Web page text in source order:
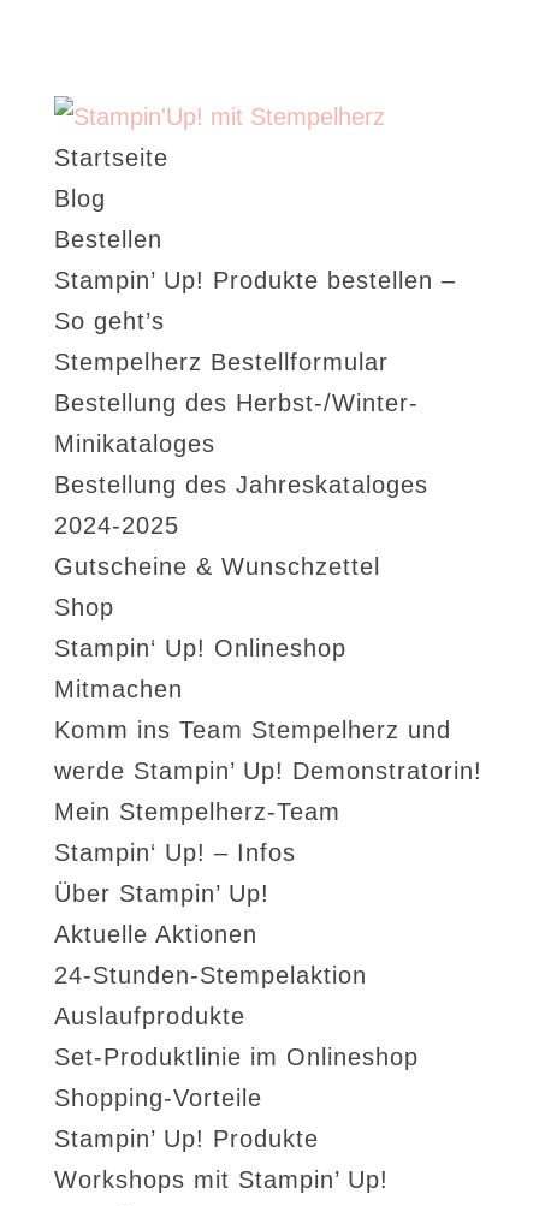
Startseite
Blog
Bestellen
Stampin’ Up! Produkte bestellen –
So geht’s
Stempelherz Bestellformular
Bestellung des Herbst-/Winter-
Minikataloges
Bestellung des Jahreskataloges
2024-2025
Gutscheine & Wunschzettel
Shop
Stampin‘ Up! Onlineshop
Mitmachen
Komm ins Team Stempelherz und
werde Stampin’ Up! Demonstratorin!
Mein Stempelherz-Team
Stampin‘ Up! – Infos
Über Stampin’ Up!
Aktuelle Aktionen
24-Stunden-Stempelaktion
Auslaufprodukte
Set-Produktlinie im Onlineshop
Shopping-Vorteile
Stampin’ Up! Produkte
Workshops mit Stampin’ Up!